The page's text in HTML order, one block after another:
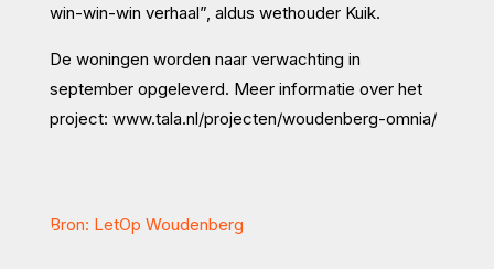
win-win-win verhaal”, aldus wethouder Kuik.
De woningen worden naar verwachting in
september opgeleverd. Meer informatie over het
project: www.tala.nl/projecten/woudenberg-omnia/
Bron: LetOp Woudenberg